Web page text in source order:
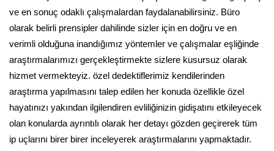
ve en sonuç odaklı çalışmalardan faydalanabilirsiniz. Büro
olarak belirli prensipler dahilinde sizler için en doğru ve en
verimli olduğuna inandığımız yöntemler ve çalışmalar eşliğinde
araştırmalarımızı gerçekleştirmekte sizlere kusursuz olarak
hizmet vermekteyiz. özel dedektiflerimiz kendilerinden
araştırma yapılmasını talep edilen her konuda özellikle özel
hayatınızı yakından ilgilendiren evliliğinizin gidişatını etkileyecek
olan konularda ayrıntılı olarak her detayı gözden geçirerek tüm
ip uçlarını birer birer inceleyerek araştırmalarını yapmaktadır.